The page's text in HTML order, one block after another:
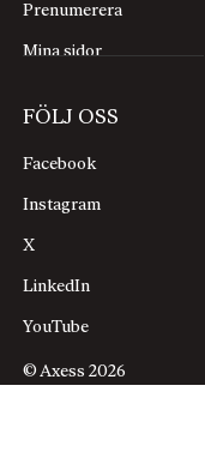
Prenumerera
Mina sidor
FÖLJ OSS
Facebook
Instagram
X
LinkedIn
YouTube
© Axess 2026